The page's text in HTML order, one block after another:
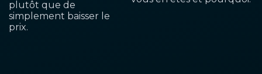
plutôt que de
simplement baisser le
prix.